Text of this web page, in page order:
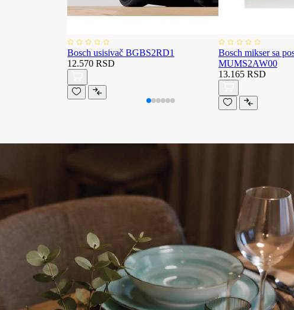
Bosch usisivač BGBS2RD1
12.570 RSD
Bosch mikser sa
MUMS2AW00
13.165 RSD